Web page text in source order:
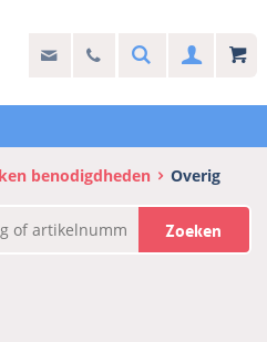
info@akb.nl
Stel uw vraag
030 69 50 814Search
benodigdheden Overig
Zoeken